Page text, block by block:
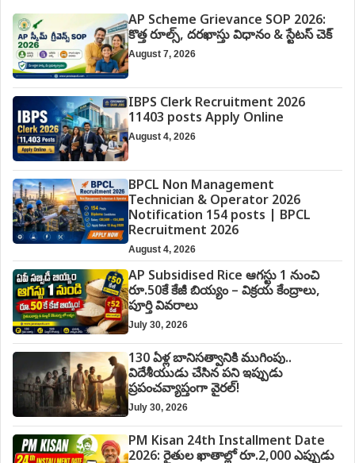
AP Scheme Grievance SOP 2026:
కొత్త రూల్స్, దరఖాస్తు విధానం & స్టేటస్ చెక్
August 7, 2026
IBPS Clerk Recruitment 2026
11403 posts Apply Online
August 4, 2026
BPCL Non Management
Technician & Operator 2026
Notification 154 posts | BPCL
Recruitment 2026
August 4, 2026
AP Subsidised Rice ఆగస్టు 1 నుంచి
రూ.50కే కేజీ బియ్యం – విక్రయ కేంద్రాలు,
పూర్తి వివరాలు
July 30, 2026
130 ఏళ్ల బానిసత్వానికి ముగింపు..
విదేశీయుడు చేసిన పని ఇప్పుడు
ప్రపంచవ్యాప్తంగా వైరల్!
July 30, 2026
PM Kisan 24th Installment Date
2026: రైతుల ఖాతాల్లో రూ.2,000 ఎప్పుడు